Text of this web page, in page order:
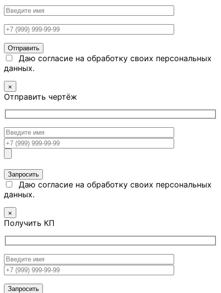
Даю согласие на обработку своих персональных
данных.
×
Отправить чертёж
Даю согласие на обработку своих персональных
данных.
×
Получить КП